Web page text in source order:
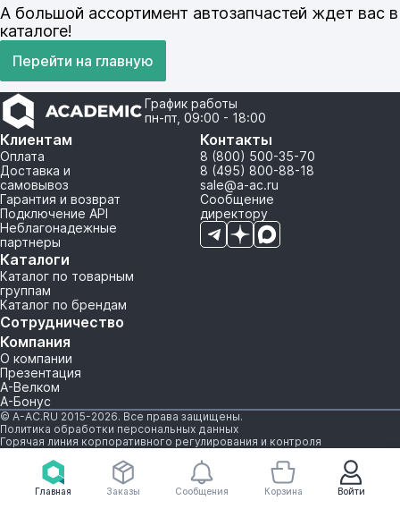
Главная Войти
Заказы Сообщения Корзина
А большой ассортимент автозапчастей ждет вас в
каталоге!
Перейти на главную
График работы
пн-пт, 09:00 - 18:00
Клиентам
Оплата
Доставка и
самовывоз
Гарантия и возврат
Подключение API
Неблагонадежные
партнеры
Каталоги
Каталог по товарным
группам
Каталог по брендам
Сотрудничество
Компания
О компании
Презентация
А-Велком
А-Бонус
Контакты
8 (800) 500-35-70
8 (495) 800-88-18
sale@a-ac.ru
Сообщение
директору
© A-AC.RU 2015-2026. Все права защищены.
Политика обработки персональных данных
Горячая линия корпоративного регулирования и контроля